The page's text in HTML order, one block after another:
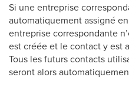
Si une entreprise
automatiquement assigné
entreprise correspondante
est créée et le contact y est
Tous les futurs contacts
seront alors